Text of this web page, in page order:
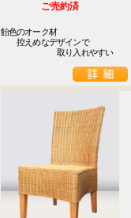
ご売約済
飴色のオーク材
控えめなデザインで
取り入れやすい